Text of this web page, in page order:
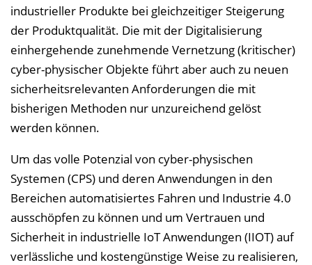
n
i
n
e
n
industrieller Produkte bei gleichzeitiger Steigerung
der Produktqualität. Die mit der Digitalisierung
einhergehende zunehmende Vernetzung (kritischer)
cyber-physischer Objekte führt aber auch zu neuen
sicherheitsrelevanten Anforderungen die mit
bisherigen Methoden nur unzureichend gelöst
werden können.
Um das volle Potenzial von cyber-physischen
Systemen (CPS) und deren Anwendungen in den
Bereichen automatisiertes Fahren und Industrie 4.0
ausschöpfen zu können und um Vertrauen und
Sicherheit in industrielle IoT Anwendungen (IIOT) auf
verlässliche und kostengünstige Weise zu realisieren,